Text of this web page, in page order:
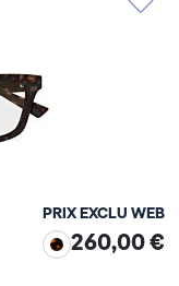
PRIX EXCLU WEB
260,00 €